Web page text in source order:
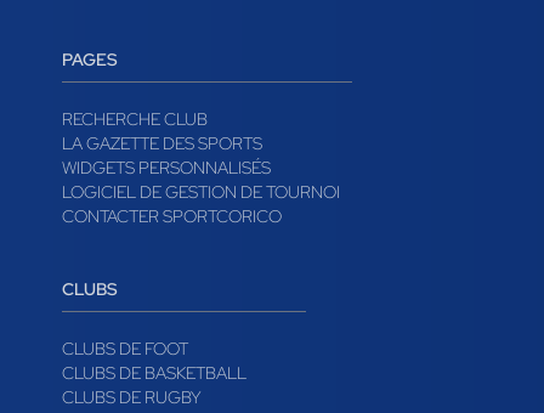
PAGES
RECHERCHE CLUB
LA GAZETTE DES SPORTS
WIDGETS PERSONNALISÉS
LOGICIEL DE GESTION DE TOURNOI
CONTACTER SPORTCORICO
CLUBS
CLUBS DE FOOT
CLUBS DE BASKETBALL
CLUBS DE RUGBY